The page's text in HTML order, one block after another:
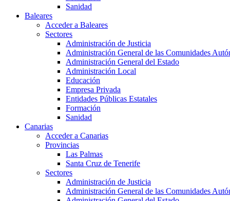
Sanidad
Baleares
Acceder a Baleares
Sectores
Administración de Justicia
Administración General de las Comunidades
Administración General del Estado
Administración Local
Educación
Empresa Privada
Entidades Públicas Estatales
Formación
Sanidad
Canarias
Acceder a Canarias
Provincias
Las Palmas
Santa Cruz de Tenerife
Sectores
Administración de Justicia
Administración General de las Comunidades